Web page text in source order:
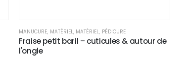
MANUCURE, MATÉRIEL, MATÉRIEL, PÉDICURE
Fraise petit baril – cuticules & autour de
l'ongle